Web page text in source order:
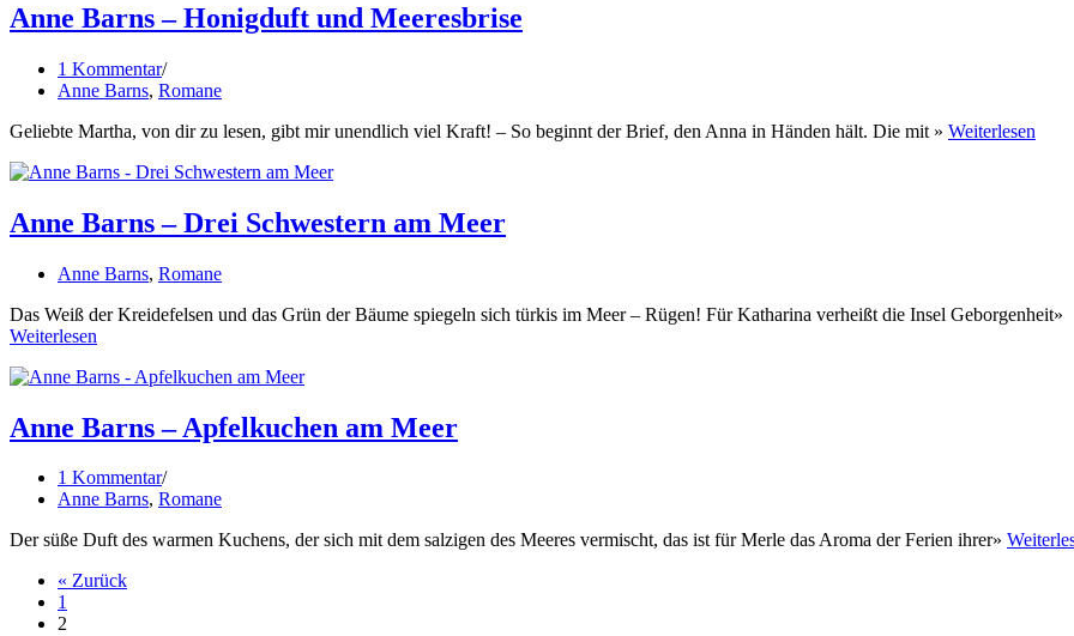
Anne Barns – Honigduft und Meeresbrise
1 Kommentar
Anne Barns, Romane
Geliebte Martha, von dir zu lesen, gibt mir unendlich viel Kraft! – So beginnt der Brief, den Anna in Händen hält. Die mit » Weiterlesen
Anne Barns – Drei Schwestern am Meer
Anne Barns, Romane
Das Weiß der Kreidefelsen und das Grün der Bäume spiegeln sich türkis im Meer – Rügen! Für Katharina verheißt die Insel Geborgenheit»
Weiterlesen
Anne Barns – Apfelkuchen am Meer
1 Kommentar
Anne Barns, Romane
Der süße Duft des warmen Kuchens, der sich mit dem salzigen des Meeres vermischt, das ist für Merle das Aroma der Ferien ihrer»
« Zurück
1
2